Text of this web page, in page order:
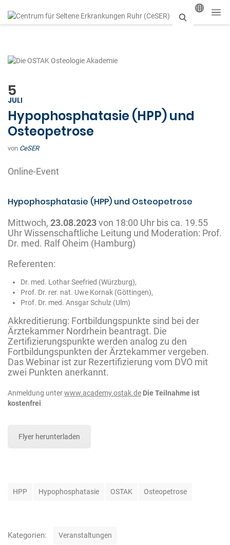
n
5
JULI
Hypophosphatasie (HPP) und
Osteopetrose
von CeSER
Online-Event
Hypophosphatasie (HPP) und Osteopetrose
Mittwoch, 23.08.2023von 18:00 Uhr bis ca. 19.55
UhrWissenschaftliche Leitung und Moderation: Prof.
Dr. med. Ralf Oheim (Hamburg)
Referenten:
Dr. med. Lothar Seefried (Würzburg),
Prof. Dr. rer. nat. Uwe Kornak (Göttingen),
Prof. Dr. med. Ansgar Schulz (Ulm)
Akkreditierung: Fortbildungspunkte sind bei der
Ärztekammer Nordrhein beantragt. Die
Zertifizierungspunkte werden analog zu den
Fortbildungspunkten der Ärztekammer vergeben.
Das Webinar ist zur Rezertifizierung vom DVO mit
zwei Punkten anerkannt.
Anmeldung unterwww.academy.ostak.de Die Teilnahme ist
kostenfrei
Flyer herunterladen
g
HPP Hypophosphatasie OSTAK Osteopetrose
Kategorien: Veranstaltungen